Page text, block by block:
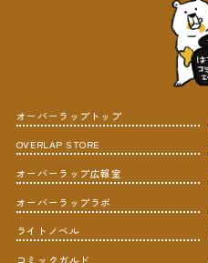
オーバーラップトップ
OVERLAP STORE
オーバーラップ広報室
オーバーラップラボ
ライトノベル
コミックガルド